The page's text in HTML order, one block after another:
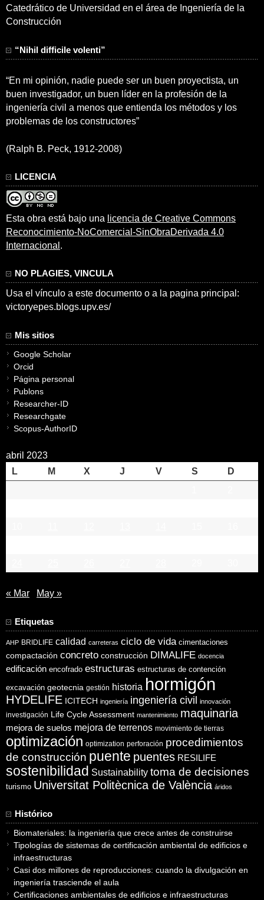
Catedrático de Universidad en el área de Ingeniería de la
Construcción
“Nihil difficile volenti”
“En mi opinión, nadie puede ser un buen proyectista, un
buen investigador, un buen líder en la profesión de la
ingeniería civil a menos que entienda los métodos y los
problemas de los constructores”
(Ralph B. Peck, 1912-2008)
LICENCIA
Esta obra está bajo una licencia de Creative Commons
Reconocimiento-NoComercial-SinObraDerivada 4.0
Internacional .
NO PLAGIES, VINCULA
Usa el vínculo a este documento o a la pagina principal:
victoryepes.blogs.upv.es/
Mis sitios
Google Scholar
Orcid
Página personal
Publons
Researcher-ID
Researchgate
Scopus-AuthorID
abril 2023
L
M X J V S
D
« Mar May »
Etiquetas
AHP BRIDLIFE calidad carreteras ciclo de vida cimentaciones
compactación concreto construcción DIMALIFE docencia
edificación encofrado estructuras estructuras de contención
excavación geotecnia gestión historia hormigón
HYDELIFE ICITECH ingeniería ingeniería civil innovación
investigación Life Cycle Assessment mantenimiento maquinaria
mejora de suelos mejora de terrenos movimiento de tierras
optimización optimization perforación procedimientos
de construcción puente puentes RESILIFE
sostenibilidad Sustainability toma de decisiones
turismo Universitat Politècnica de València áridos
Histórico
Biomateriales: la ingeniería que crece antes de construirse
Tipologías de sistemas de certificación ambiental de edificios e
infraestructuras
Casi dos millones de reproducciones: cuando la divulgación en
ingeniería trasciende el aula
Certificaciones ambientales de edificios e infraestructuras